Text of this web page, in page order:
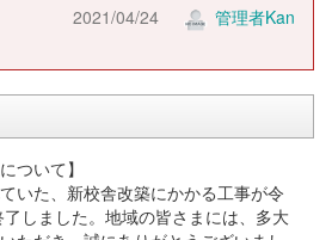
2021/04/24
管理者Kan
ついて】
いた、新校舎改築にかかる工事が令
しました。地域の皆さまには、多大